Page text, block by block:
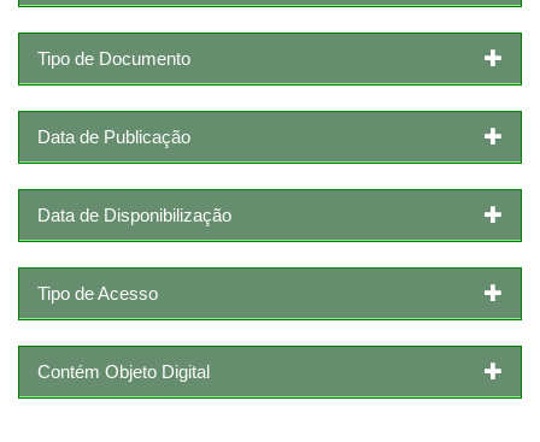
Tipo de Documento
Data de Publicação
Data de Disponibilização
Tipo de Acesso
Contém Objeto Digital